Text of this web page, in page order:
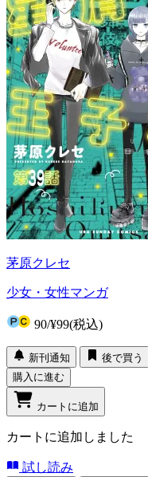
茅原クレセ
少女・女性マンガ
90/¥99(税込)
新刊通知
後で買う
購入に進む
カートに追加
カートに追加しました
試し読み